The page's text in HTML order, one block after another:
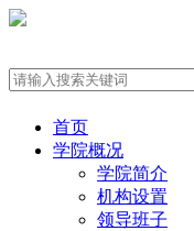
首页
学院概况
学院简介
机构设置
领导班子